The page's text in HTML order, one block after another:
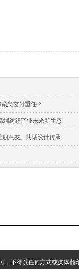
急交付重任？
端纺织产业未来新生态
朋意友」共话设计传承
，不得以任何方式或媒体翻